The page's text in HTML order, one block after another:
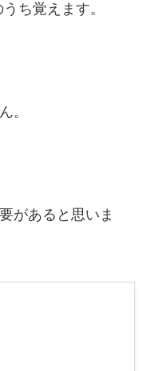
ち覚えます。
。
があると思いま